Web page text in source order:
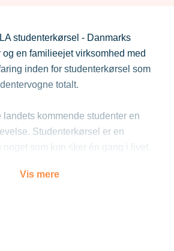
studenterkørsel - Danmarks
en familieejet virksomhed med
inden for studenterkørsel som
totalt.
landets kommende studenter en
Studenterkørsel er en
noget som kun sker én gang i livet.
muligt ro i maven, opkræver vi
for vognen 1. april, året hvor I skal
det jer en sikkerhed at pengene
længst muligt.
Vis mere